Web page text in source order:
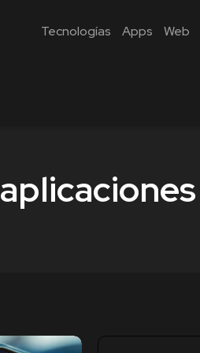
Tecnologías Apps Web
aplicaciones